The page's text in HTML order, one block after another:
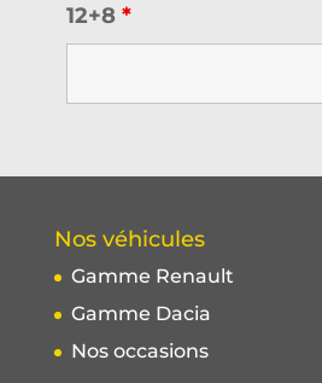
12+8 *
Nos véhicules
Gamme Renault
Gamme Dacia
Nos occasions